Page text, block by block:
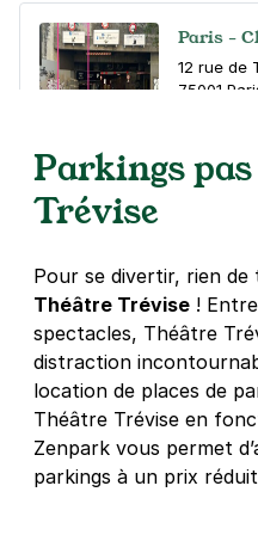
Paris -
12 rue de
75001
4 €/heure,36 €/jour, 100 €/
Réserver
Paris -
SAEMES
22 rue
75001
4,5(511
5,60 €
38,08 €/jour,
(tarifs dégressifs)
Parkings
Trévise
Pour se divertir, rien de
Théâtre Trévise !
spectacles, Théâtre
distraction
location de places de
Théâtre Trévise en
Zenpark vous permet
parkings à un prix